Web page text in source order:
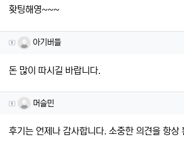
홧팅해영~~~
아기버들님의 댓글
아기버들
돈 많이 따시길 바랍니다.
머슬민님의 댓글
머슬민
후기는 언제나 감사합니다. 소중한 의견을 항상